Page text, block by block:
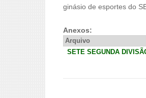
ginásio de esportes do
Anexos:
Arquivo
SETE SEGUNDA